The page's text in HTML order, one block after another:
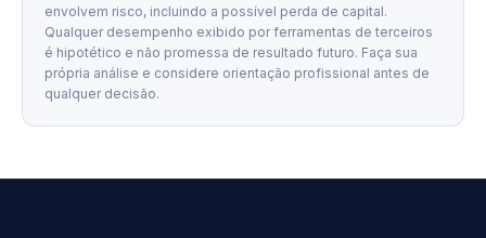
envolvem risco, incluindo a possível perda de capital.
Qualquer desempenho exibido por ferramentas de terceiros
é hipotético e não promessa de resultado futuro. Faça sua
própria análise e considere orientação profissional antes de
qualquer decisão.